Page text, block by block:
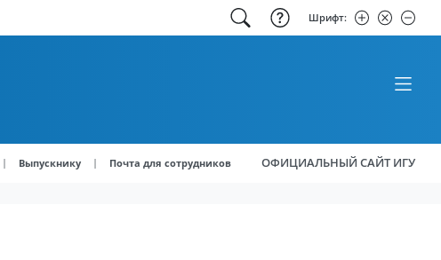
Шрифт:
| Выпускнику | Почта для сотрудников ОФИЦИАЛЬНЫЙ САЙТ ИГУ